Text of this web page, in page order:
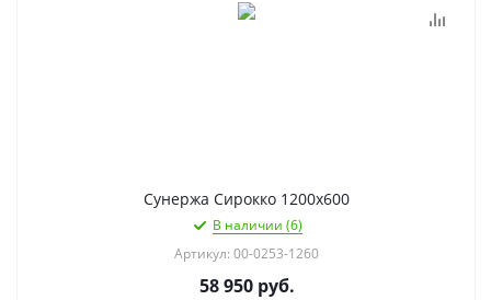
Сунержа Сирокко 1200х600
В наличии (6)
Артикул: 00-0253-1260
58 950руб.